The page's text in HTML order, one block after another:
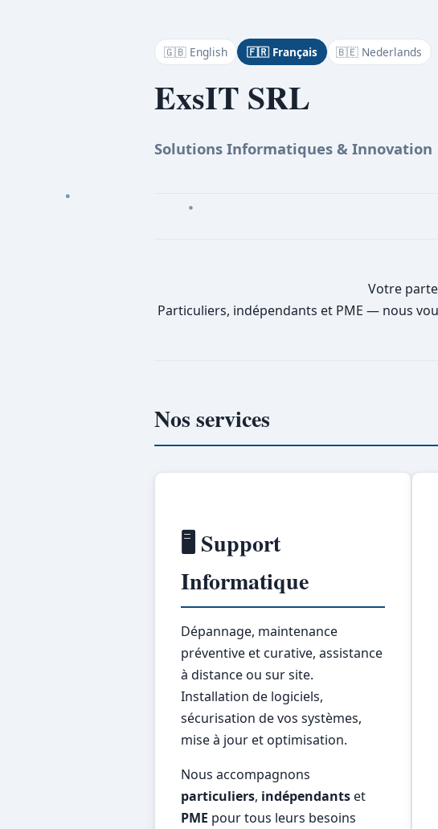
🇬🇧 English 🇫🇷 Français 🇧🇪 Nederlands
ExsIT SRL
Solutions Informatiques & Innovation
Votre
Particuliers, indépendants et PME — nous
Nos services
🖥️ Support
Informatique
Dépannage, maintenance
préventive et curative, assistance
à distance ou sur site.
Installation de logiciels,
sécurisation de vos systèmes,
mise à jour et optimisation.
Nous accompagnons
particuliers, indépendantset
PME pour tous leurs besoins